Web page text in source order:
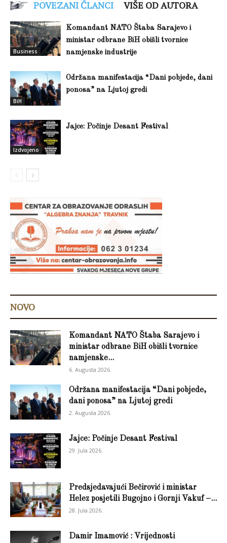
POVEZANI ČLANCI VIŠE OD AUTORA
Business
Komandant NATO Štaba Sarajevo i
ministar odbrane BiH obišli tvornice
namjenske industrije
BiH
Održana manifestacija “Dani pobjede, dani
ponosa” na Ljutoj gredi
Izdvojeno
Jajce: Počinje Desant Festival
NOVO
Komandant NATO Štaba Sarajevo i
ministar odbrane BiH obišli tvornice
namjenske...
6. Augusta 2026.
Održana manifestacija “Dani pobjede,
dani ponosa” na Ljutoj gredi
2. Augusta 2026.
Jajce: Počinje Desant Festival
29. Jula 2026.
Predsjedavajući Bečirović i ministar
Helez posjetili Bugojno i Gornji Vakuf –...
28. Jula 2026.
Damir Imamović : Vrijednosti